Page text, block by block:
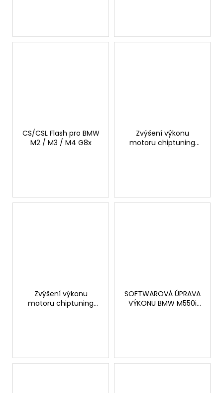
CS/CSL Flash pro BMW
M2 / M3 / M4 G8x
Zvýšení výkonu
motoru chiptuning
Zvýšení výkonu
motoru chiptuning
SOFTWAROVÁ ÚPRAVA
VÝKONU BMW M550i